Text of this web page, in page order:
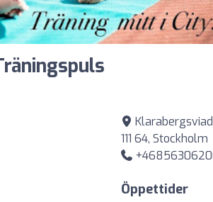
111 64, Stockholm
Öppettider